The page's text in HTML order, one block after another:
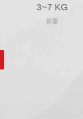
3~7 KG
荷重